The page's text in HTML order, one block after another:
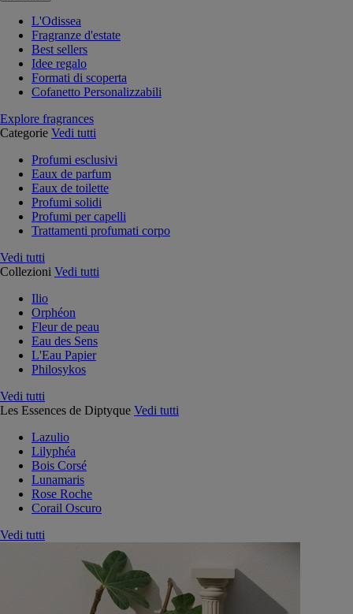
L'Odissea
Fragranze d'estate
Best sellers
Idee regalo
Formati di scoperta
Cofanetto Personalizzabili
Explore fragrances
Categorie Vedi tutti
Profumi esclusivi
Eaux de parfum
Eaux de toilette
Profumi solidi
Profumi per capelli
Trattamenti profumati corpo
Vedi tutti
Collezioni Vedi tutti
Ilio
Orphéon
Fleur de peau
Eau des Sens
L'Eau Papier
Philosykos
Vedi tutti
Les Essences de Diptyque Vedi tutti
Lazulio
Lilyphéa
Bois Corsé
Lunamaris
Rose Roche
Corail Oscuro
Vedi tutti